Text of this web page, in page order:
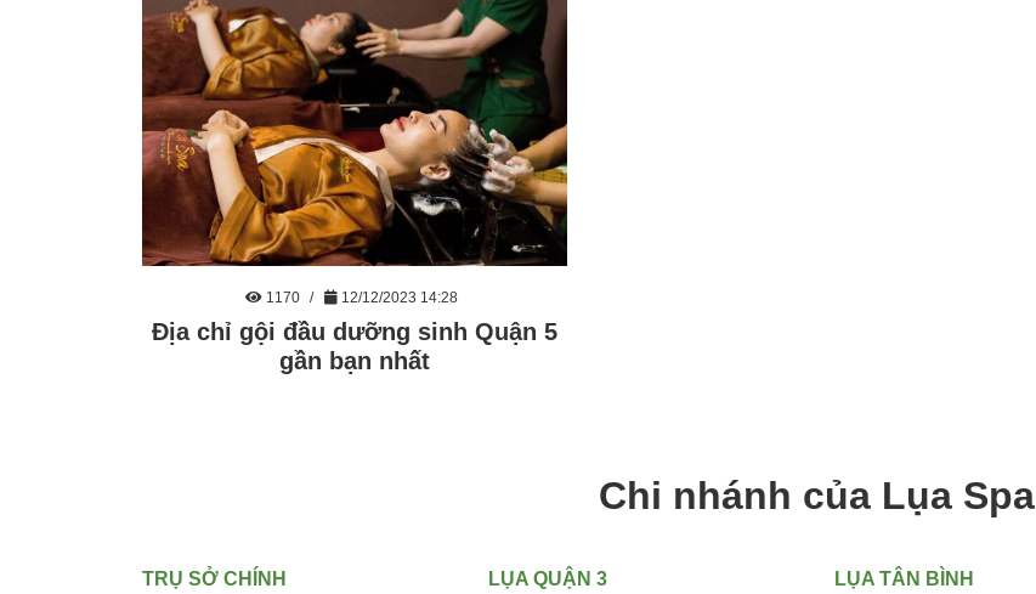
1170 12/12/2023 14:28
Địa chỉ gội đầu dưỡng sinh Quận 5
gần bạn nhất
Chi nhánh của Lụa Spa
TRỤ SỞ CHÍNH
LỤA QUẬN 3
LỤA TÂN BÌNH